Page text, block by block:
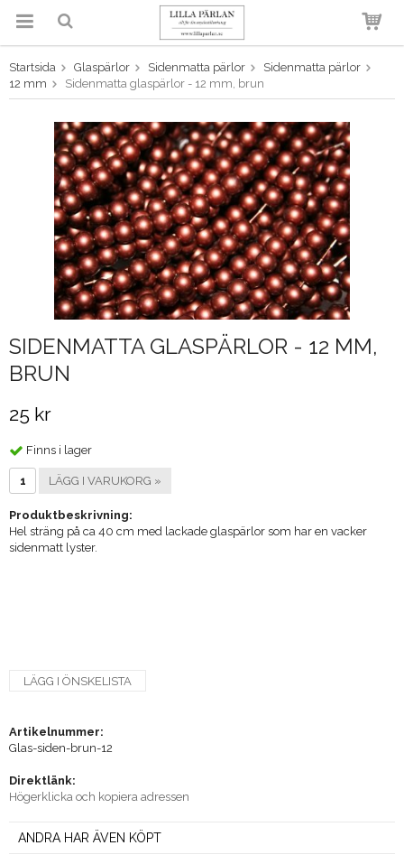
Produkten har blivit tillagd i
varukorgen
Startsida Glaspärlor Sidenmatta pärlor
Sidenmatta pärlor
12 mm
Sidenmatta glaspärlor - 12 mm, brun
SIDENMATTA GLASPÄRLOR - 12 MM,
BRUN
25 kr
Finns i lager
LÄGG I VARUKORG »
Produktbeskrivning:
Hel sträng på ca 40 cm med lackade glaspärlor som har en vacker
sidenmatt lyster.
LÄGG I ÖNSKELISTA
Artikelnummer:
Glas-siden-brun-12
Direktlänk:
Högerklicka och kopiera adressen
ANDRA HAR ÄVEN KÖPT